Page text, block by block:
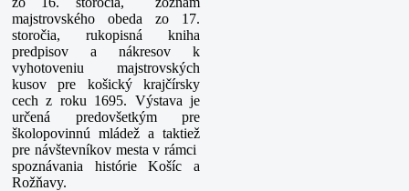
majstrovského obeda zo 17.
storočia, rukopisná kniha
predpisov a nákresov k
vyhotoveniu majstrovských
kusov pre košický krajčírsky
cech z roku 1695. Výstava je
určená predovšetkým pre
školopovinnú mládež a taktiež
pre návštevníkov mesta v rámci
spoznávania histórie Košíc a
Rožňavy.